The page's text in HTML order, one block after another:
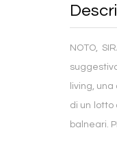
NOTO,
living,
di un lotto
balneari.